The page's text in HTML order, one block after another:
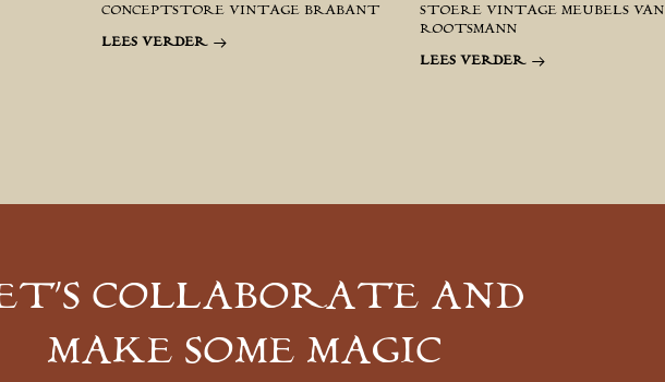
CONCEPTSTORE VINTAGE BRABANT
LEES VERDER
STOERE VINTAGE MEUBELS VAN
ROOTSMANN
LEES VERDER
COLLABORATE AND
MAKE SOME MAGIC